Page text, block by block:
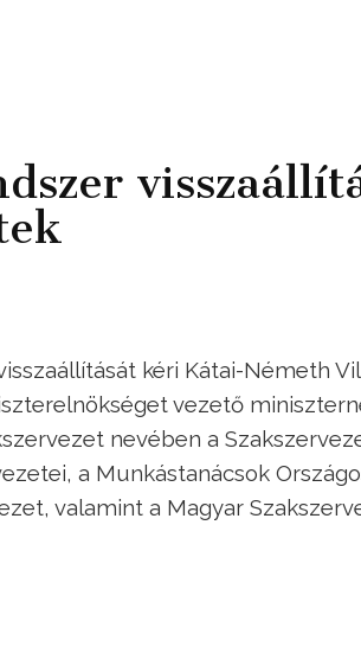
kéri Kátai-Németh
vezető
nevében a
a Munkástanácsok
valamint a Magyar